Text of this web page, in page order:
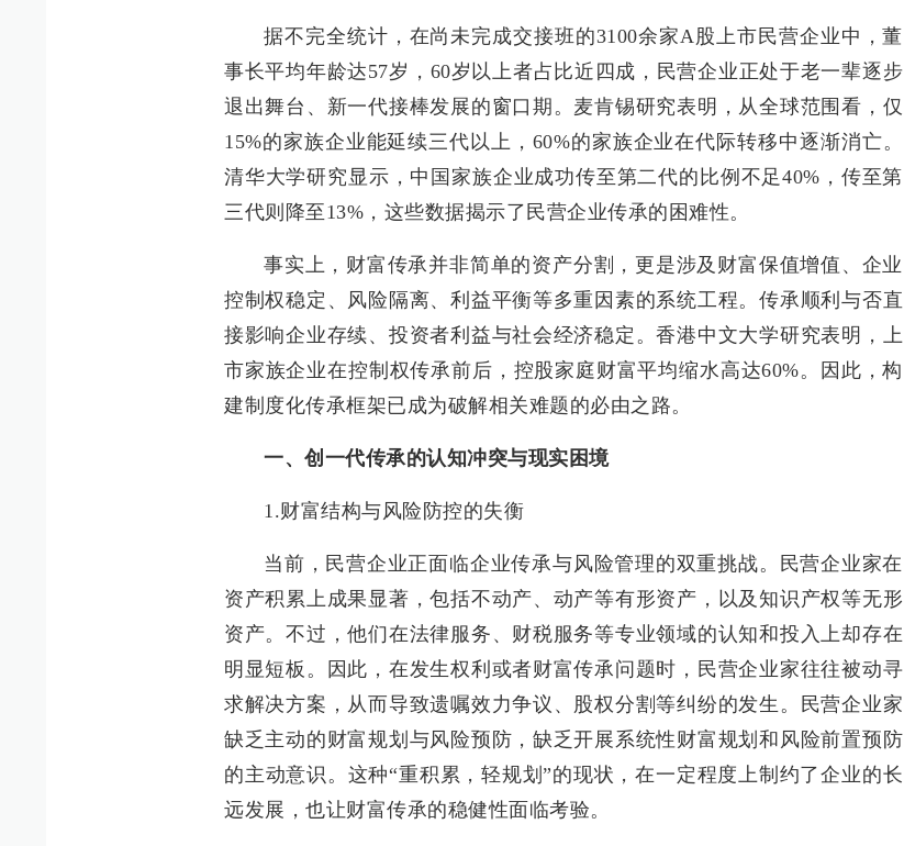
据不完全统计，在尚未完成交接班的3100余家A股上市民营企业中，董
事长平均年龄达57岁，60岁以上者占比近四成，民营企业正处于老一辈逐步
退出舞台、新一代接棒发展的窗口期。麦肯锡研究表明，从全球范围看，仅
15%的家族企业能延续三代以上，60%的家族企业在代际转移中逐渐消亡。
清华大学研究显示，中国家族企业成功传至第二代的比例不足40%，传至第
三代则降至13%，这些数据揭示了民营企业传承的困难性。
事实上，财富传承并非简单的资产分割，更是涉及财富保值增值、企业
控制权稳定、风险隔离、利益平衡等多重因素的系统工程。传承顺利与否直
接影响企业存续、投资者利益与社会经济稳定。香港中文大学研究表明，上
市家族企业在控制权传承前后，控股家庭财富平均缩水高达60%。因此，构
建制度化传承框架已成为破解相关难题的必由之路。
一、创一代传承的认知冲突与现实困境
1.财富结构与风险防控的失衡
当前，民营企业正面临企业传承与风险管理的双重挑战。民营企业家在
资产积累上成果显著，包括不动产、动产等有形资产，以及知识产权等无形
资产。不过，他们在法律服务、财税服务等专业领域的认知和投入上却存在
明显短板。因此，在发生权利或者财富传承问题时，民营企业家往往被动寻
求解决方案，从而导致遗嘱效力争议、股权分割等纠纷的发生。民营企业家
缺乏主动的财富规划与风险预防，缺乏开展系统性财富规划和风险前置预防
的主动意识。这种“重积累，轻规划”的现状，在一定程度上制约了企业的长
远发展，也让财富传承的稳健性面临考验。